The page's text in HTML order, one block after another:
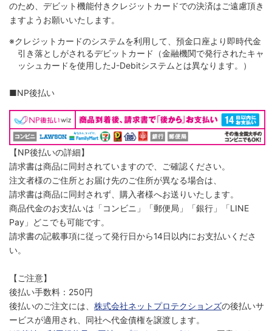
のため、デビット機能付きクレジットカードでの決済はご遠慮頂き
ますようお願いいたします。
※クレジットカードのシステムを利用して、預金口座より即時代金
引き落としがされるデビットカード（金融機関で発行されたキャ
ッシュカードを使用したJ-Debitシステムとは異なります。）
■NP後払い
【NP後払いの詳細】
請求書は商品に同封されていますので、ご確認ください。
注文者様のご住所とお届け先のご住所が異なる場合は、
請求書は商品に同封されず、購入者様へお送りいたします。
商品代金のお支払いは「コンビニ」「郵便局」「銀行」「LINE
Pay」どこでも可能です。
請求書の記載事項に従って発行日から14日以内にお支払いくださ
い。
【ご注意】
後払い手数料：250円
後払いのご注文には、 株式会社ネットプロテクションズの後払いサ
ービスが適用され、同社へ代金債権を譲渡します。